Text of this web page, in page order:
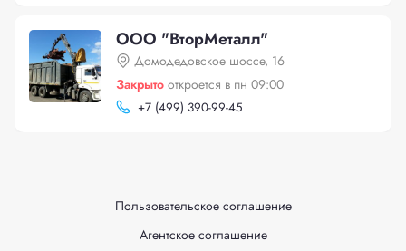
ООО "ВторМеталл"
Домодедовское шоссе, 16
Закрыто откроется в пн 09:00
+7 (499) 390-99-45
Пользовательское соглашение
Агентское соглашение